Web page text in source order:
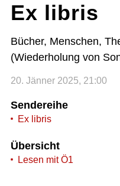
Ex libris
Bücher, Menschen,
(Wiederholung von
20. Jänner 2025, 21:00
Sendereihe
Ex libris
Übersicht
Lesen mit Ö1